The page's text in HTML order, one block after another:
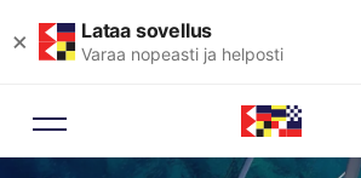
× Lataa sovellus
Varaa nopeasti ja helposti